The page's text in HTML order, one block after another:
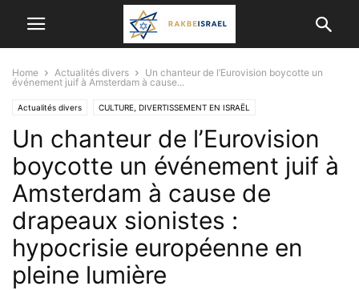
Home Actualités divers
Un chanteur de l’Eurovision boycotte un
événement juif à Amsterdam à cause...
Actualités divers CULTURE, DIVERTISSEMENT EN ISRAËL
Un chanteur de l’Eurovision
boycotte un événement juif à
Amsterdam à cause de
drapeaux sionistes :
hypocrisie européenne en
pleine lumière